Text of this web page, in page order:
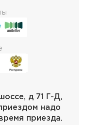
д 71 Г-Д,
надо
приезда.